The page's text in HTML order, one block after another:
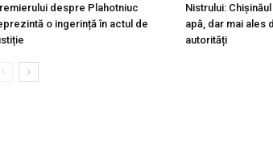
despre Plahotniuc
o ingerință în actul de
Nistrului:
apă, dar mai ales
autorități